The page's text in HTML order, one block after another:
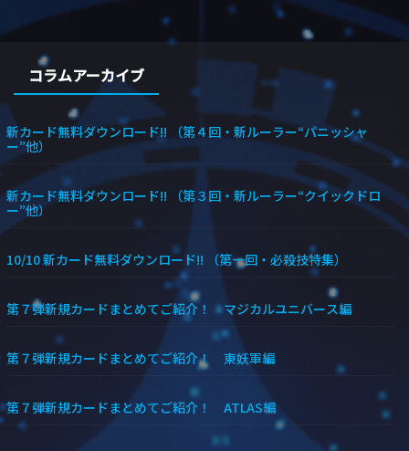
コラムアーカイブ
新カード無料ダウンロード!! （第４回・新ルーラー“パニッシャ
ー”他）
新カード無料ダウンロード!! （第３回・新ルーラー“クイックドロ
ー”他）
10/10 新カード無料ダウンロード!! （第一回・必殺技特集）
第７弾新規カードまとめてご紹介！ マジカルユニバース編
第７弾新規カードまとめてご紹介！ 東妖軍編
第７弾新規カードまとめてご紹介！ ATLAS編